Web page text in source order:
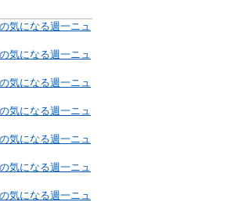
気になる週一ニュ
気になる週一ニュ
気になる週一ニュ
気になる週一ニュ
気になる週一ニュ
気になる週一ニュ
気になる週一ニュ